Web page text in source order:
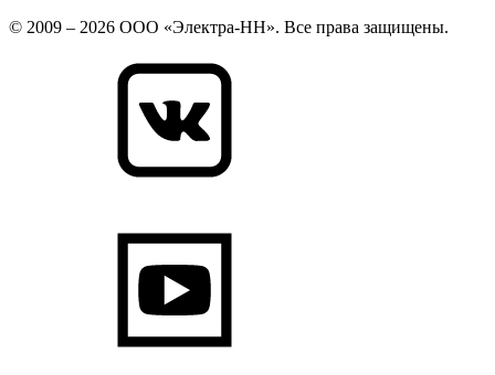
© 2009 – 2026 ООО «Электра-НН». Все права защищены.